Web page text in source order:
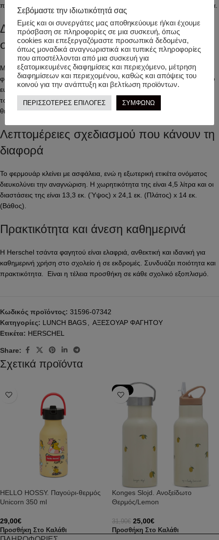
προσφέροντας μία οικολογική επιλογή χωρίς να θυσιάζεται η ποιότητα.
Διατηρείται το φαγητό σε ασφαλείς
συνθήκες
Με θερμομονωμένο εσωτερικό και εύκολο καθάρισμα, αυτή η τσάντα
φαγητού κρατά το φαγητό φρέσκο καθ’ όλη τη διάρκεια της ημέρας. Το
ευρύχωρο εσωτερικό αποτρέπει διαρροές ή ακαταστασία. Η Herschel
τσάντα φαγητού διαθέτει υφασμάτινη λαβή μεταφοράς και εξωτερική
θήκη για επιπλέον αποθήκευση.
Λεπτομέρειες σχεδιασμού που κάνουν τη
διαφορά
Το φερμουάρ κλείνει με ασφάλεια, ενώ η εξωτερική ετικέτα ονόματος
διευκολύνει την αναγνώριση. Η χωρητικότητα της είναι 4,5 λίτρα και οι
διαστάσεις της είναι 13,3 εκ. (Ύψος) x 24,1 εκ. (Πλάτος) x 14 εκ.
(Βάθος).
Πρακτικότητα και άνεση καθημερινά
Η Herschel τσάντα φαγητού είναι ελαφριά, ανθεκτική και ιδανική για
καθημερινή χρήση στο σχολείο ή σε εκδρομές. Συνδυάζει ποιότητα και
πρακτικότητα. Είναι η τέλεια προσθήκη σε κάθε σχολικό εξοπλισμό.
Κωδικός προϊόντος: 31596-07342
Κατηγορίες: LUNCH BAGS, ΑΞΕΣΟΥΑΡ ΦΑΓΗΤΟΥ
Ετικέτα: HERSCHEL
Share:
Σχετικά προϊόντα
HELLO HOSSY. Παγούρι-θερμός
Unicorn 350 ml
29,00€
Προσθήκη Στο Καλάθι
-22%
Konges Slojd. Ανοξείδωτο
Θερμός/Lemon
31,90€ 25,00€
Προσθήκη Στο Καλάθι
Σεβόμαστε την ιδιωτικότητά σας
Εμείς και οι συνεργάτες μας αποθηκεύουμε ή/και έχουμε
πρόσβαση σε πληροφορίες σε μια συσκευή, όπως
cookies και επεξεργαζόμαστε προσωπικά δεδομένα,
όπως μοναδικά αναγνωριστικά και τυπικές πληροφορίες
που αποστέλλονται από μια συσκευή για
εξατομικευμένες διαφημίσεις και περιεχόμενο, μέτρηση
διαφημίσεων και περιεχομένου, καθώς και απόψεις του
κοινού για την ανάπτυξη και βελτίωση προϊόντων.
ΠΕΡΙΣΣΟΤΕΡΕΣ ΕΠΙΛΟΓΕΣ ΣΥΜΦΩΝΩ